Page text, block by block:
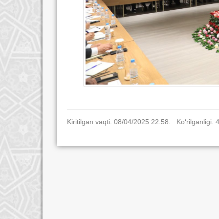
Kiritilgan vaqti: 08/04/2025 22:58. Ko‘rilganligi: